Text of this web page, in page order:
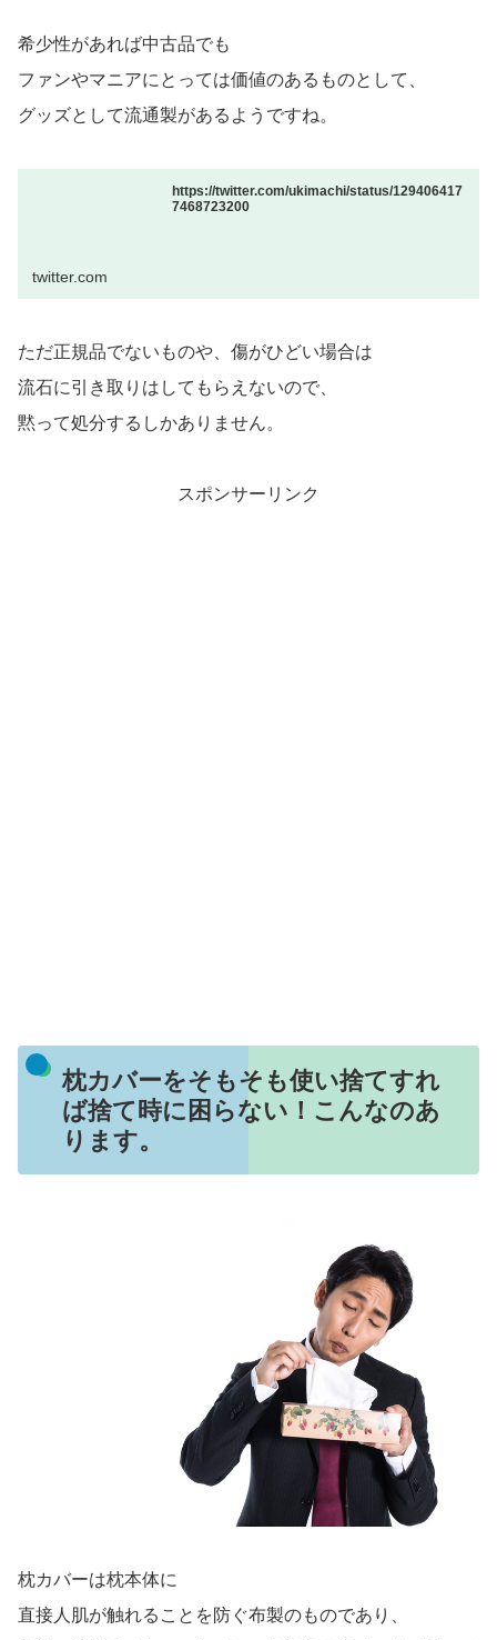
希少性があれば中古品でも
ファンやマニアにとっては価値のあるものとして、
グッズとして流通製があるようですね。
https://twitter.com/ukimachi/status/129406417
7468723200
twitter.com
ただ正規品でないものや、傷がひどい場合は
流石に引き取りはしてもらえないので、
黙って処分するしかありません。
スポンサーリンク
枕カバーをそもそも使い捨てすれ
ば捨て時に困らない！こんなのあ
ります。
枕カバーは枕本体に
直接人肌が触れることを防ぐ布製のものであり、